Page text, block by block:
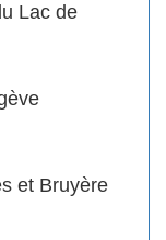
Lac de
et Bruyère